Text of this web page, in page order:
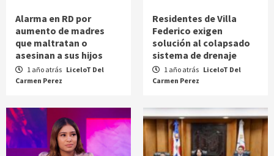
Alarma en RD por
aumento de madres
que maltratan o
asesinan a sus hijos
1 año atrás LiceloT Del
Carmen Perez
Residentes de Villa
Federico exigen
solución al colapsado
sistema de drenaje
1 año atrás LiceloT Del
Carmen Perez